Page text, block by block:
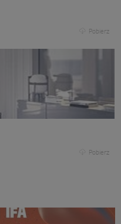
Pobierz
Pobierz